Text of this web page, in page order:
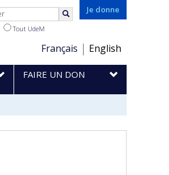
Je donne
Choix
de
la
langue
Français English
Tout UdeM
FAIRE UN DON